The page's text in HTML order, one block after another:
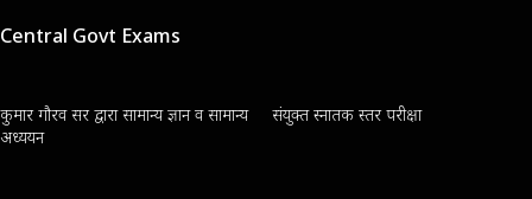
Central Govt Exams
कुमार गौरव सर द्वारा सामान्य ज्ञान व सामान्य
अध्ययन
संयुक्त स्नातक स्तर परीक्षा